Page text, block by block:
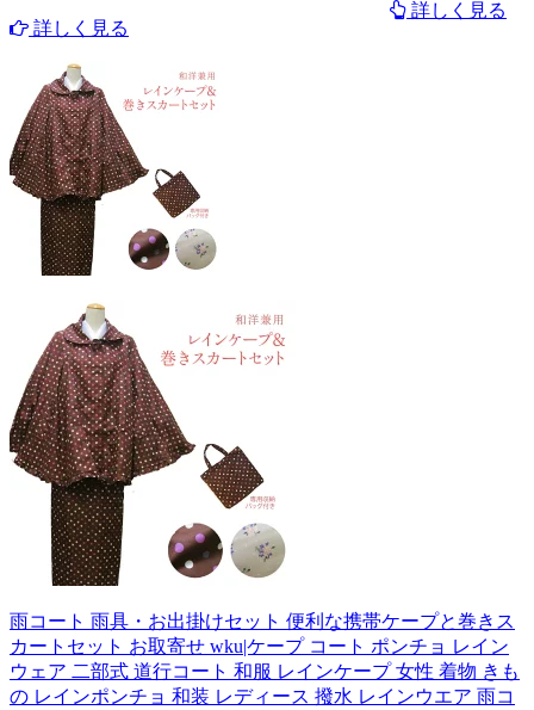
詳しく見る
詳しく見る
雨コート 雨具・お出掛けセット 便利な携帯ケープと巻きス
カートセット お取寄せ wku|ケープ コート ポンチョ レイン
ウェア 二部式 道行コート 和服 レインケープ 女性 着物 きも
の レインポンチョ 和装 レディース 撥水 レインウエア 雨コ